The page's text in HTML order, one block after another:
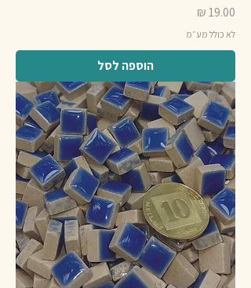
מחיר
לא כולל מע״מ
הוספה לסל